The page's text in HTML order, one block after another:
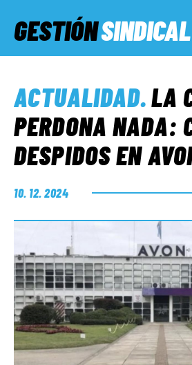
GESTIÓNSINDICAL
SERVICIOS SOCIALES
INFORMES ESPECIALES
FUERA DE MEGÁFONO
EL LADO «G»
ACTUALIDAD.LA
PERDONA NADA:
DESPIDOS EN
10. 12. 2024